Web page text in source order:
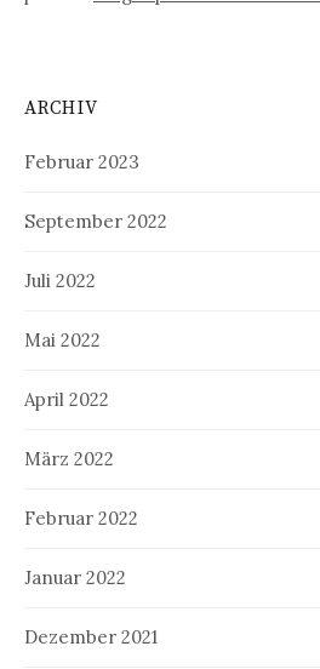
ARCHIV
Februar 2023
September 2022
Juli 2022
Mai 2022
April 2022
März 2022
Februar 2022
Januar 2022
Dezember 2021